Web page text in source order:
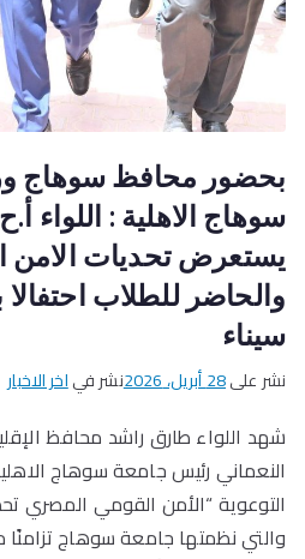
بحضور محافظ سوهاج
سوهاج الاهلية : اللواء
يستعرض تحديات الامن
والحاضر للطلاب
سيناء
نشر على28 أبريل، 2026 نشر فياخر الاخبار
شهد اللواء طارق راشد محافظ
النعماني رئيس جامعة سوهاج
التوعوية “الأمن القومي المصري
والتي نظمتها جامعة سوهاج تزامنًا